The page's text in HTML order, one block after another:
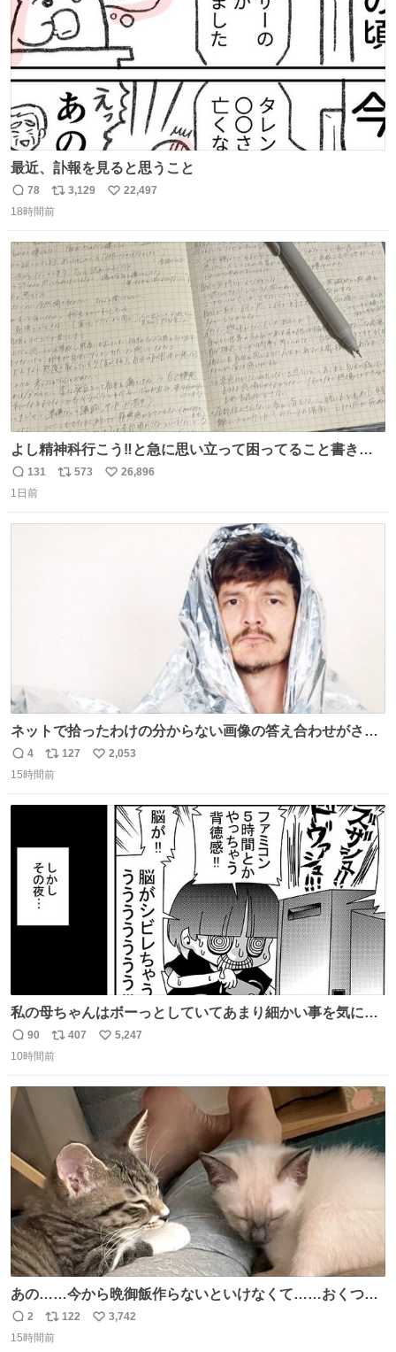
最近、訃報を見ると思うこと
返
信
78
リ
ポ
ト
数
3,129
い
数
22,497
18時間前
よし精神科行こう‼️と急に思い立って困ってること書き出
してたらペン止まらなくなってすごい勢いで埋まってワロ
タ
返
信
131
リ
573
い
26,896
1日前
ネットで拾ったわけの分からない画像の答え合わせがされ
ていくw
返
信
4
リ
ポ
127
い
2,053
15時間前
私の母ちゃんはボーっとしていてあまり細かい事を気にし
ません。優秀な人の多い現代の価値観から見ると、あまり
優秀な母親ではないかもしれません。でも、だからこそ、
スします。「優秀」と「良い」は別なんですよね。 1/2
返
信
90
リ
ポ
407
い
数
5,247
10時間前
あの……今から晩御飯作らないといけなくて……おくつろ
ぎのところ申し訳ないのですが……あの………😥
返
信
2
リ
ポ
122
い
3,742
15時間前